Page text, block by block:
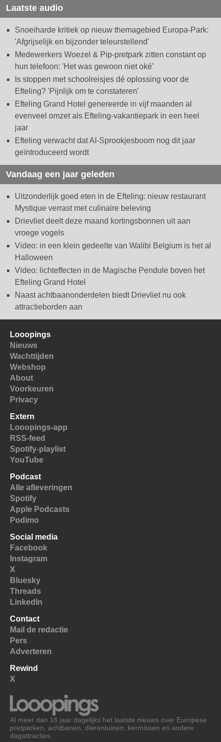
Laatste audio
Snoeiharde kritiek op nieuw themagebied Europa-Park:
'Afgrijselijk en bijzonder teleurstellend'
Medewerkers Woezel & Pip-pretpark zitten constant op
hun telefoon: 'Het was gewoon niet oké'
Is stoppen met schoolreisjes dé oplossing voor de
Efteling? 'Pijnlijk om te constateren'
Efteling Grand Hotel genereerde in vijf maanden al
evenveel omzet als Efteling-vakantiepark in een heel
jaar
Efteling verwacht dat AI-Sprookjesboom nog dit jaar
geïntroduceerd wordt
Vandaag een jaar geleden
Uitzonderlijk goed eten in de Efteling: nieuw restaurant
Mystique verrast met culinaire beleving
Drievliet deelt deze maand kortingsbonnen uit aan
vroege vogels
Video: in een klein gedeelte van Walibi Belgium is het al
Halloween
Video: lichteffecten in de Magische Pendule boven het
Efteling Grand Hotel
Naast achtbaanonderdelen biedt Drievliet nu ook
attractieborden aan
Looopings
Nieuws
Wachttijden
Webshop
About
Voorkeuren
Privacy
Extern
Looopings-app
RSS-feed
Spotify-playlist
YouTube
Podcast
Alle afleveringen
Spotify
Apple Podcasts
Podimo
Social media
Facebook
Instagram
X
Bluesky
Threads
LinkedIn
Contact
Mail de redactie
Pers
Adverteren
Rewind
X
Al meer dan 16 jaar dagelijks het laatste nieuws over Europese
pretparken, achtbanen, dierentuinen, kermissen en andere
dagattracties.